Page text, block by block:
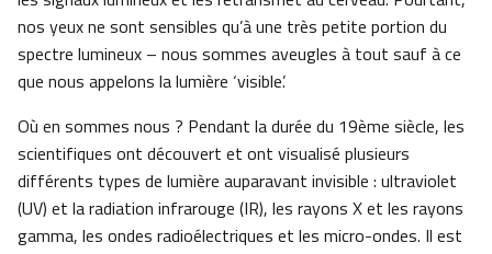
nos yeux ne sont sensibles qu’à une très petite portion du
spectre lumineux – nous sommes aveugles à tout sauf à ce
que nous appelons la lumière ‘visible’.
Où en sommes nous ? Pendant la durée du 19ème siècle, les
scientifiques ont découvert et ont visualisé plusieurs
différents types de lumière auparavant invisible : ultraviolet
(UV) et la radiation infrarouge (IR), les rayons X et les rayons
gamma, les ondes radioélectriques et les micro-ondes. Il est